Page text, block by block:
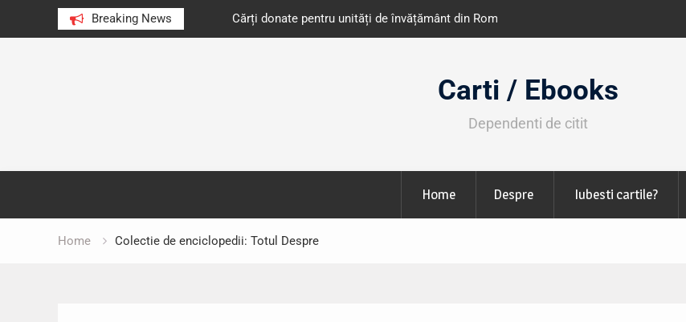
Breaking News
au citit românii în 2023 Cărți donate pentru unități de învățământ din România
octombrie
Carti / Ebooks
Dependenti de citit
Home Despre Iubesti cartile?
Home Colectie de enciclopedii: Totul Despre